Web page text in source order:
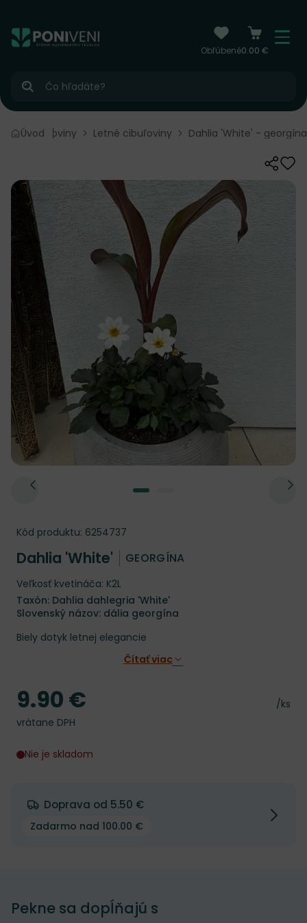
Obľúbené0.00 €
Menu
Hľadať
Úvod
Cibuľoviny Letné cibuľoviny Dahlia 'White' - georgína
Zdieľať
Kód produktu: 6254737
Dahlia 'White' GEORGÍNA
Veľkosť kvetináča: K2L
Taxón: Dahlia dahlegria 'White'
Slovenský názov: dália georgína
Biely dotyk letnej elegancie
Čítať viac
Cena
/ks
Cena
9.90 €
vrátane DPH
Nie je skladom
Doprava od 5.50 €
Zadarmo nad 100.00 €
Pekne sa dopĺňajú s